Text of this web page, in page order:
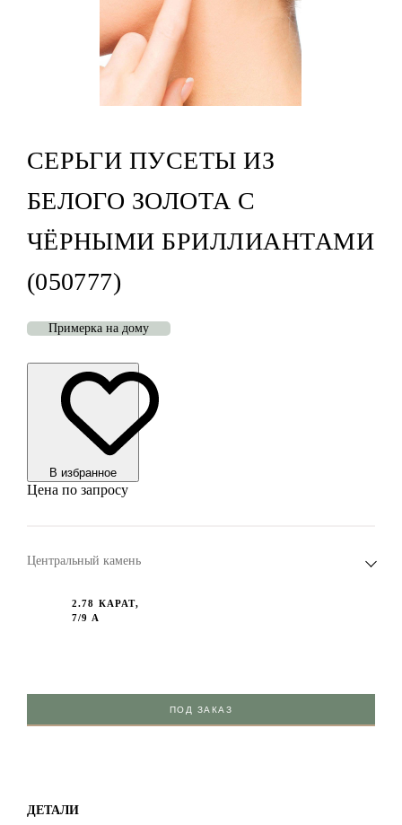
СЕРЬГИ ПУСЕТЫ ИЗ
БЕЛОГО ЗОЛОТА С
ЧЁРНЫМИ БРИЛЛИАНТАМИ
(050777)
Примерка на дому
В избранноe
Цена по запросу
Центральный камень
2.78 КАРАТ,
7/9 А
ПОД ЗАКАЗ
ДЕТАЛИ